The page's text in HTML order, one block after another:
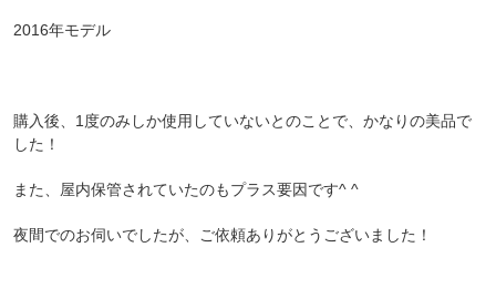
2016年モデル
購入後、1度のみしか使用していないとのことで、かなりの美品で
した！
また、屋内保管されていたのもプラス要因です^ ^
夜間でのお伺いでしたが、ご依頼ありがとうございました！